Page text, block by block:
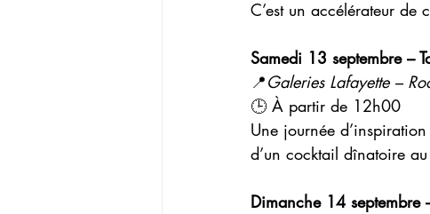
C’est un accélérateur
Samedi 13 septembre –
📍Galeries Lafayette –
🕒 À partir de 12h00
Une journée
d’un cocktail dînatoire
Dimanche 14 septembre